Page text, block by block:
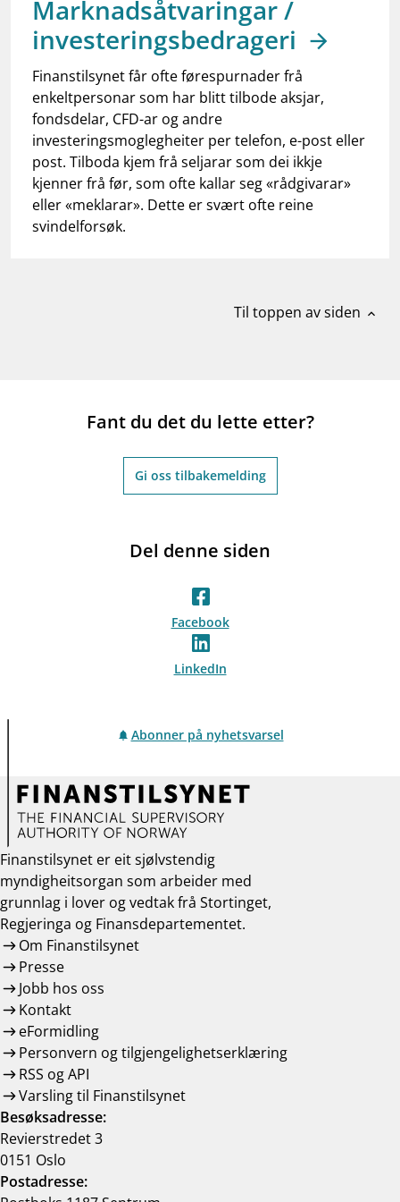
work_outlineJobb hos oss
dashboard Informasjon for investorer
notifications_noneAbonner på nyhetsvarsel
Marknadsåtvaringar /
investeringsbedrageri
Finanstilsynet får ofte førespurnader frå
enkeltpersonar som har blitt tilbode aksjar,
fondsdelar, CFD-ar og andre
investeringsmoglegheiter per telefon, e-post eller
post. Tilboda kjem frå seljarar som dei ikkje
kjenner frå før, som ofte kallar seg «rådgivarar»
eller «meklarar». Dette er svært ofte reine
svindelforsøk.
Til toppen av siden expand_less
Fant du det du lette etter?
Gi oss tilbakemelding
Del denne siden
Facebook
LinkedIn
Abonner på nyhetsvarsel
Finanstilsynet er eit sjølvstendig
myndigheitsorgan som arbeider med
grunnlag i lover og vedtak frå Stortinget,
Regjeringa og Finansdepartementet.
Om Finanstilsynet
Presse
Jobb hos oss
Kontakt
eFormidling
Personvern og tilgjengelighetserklæring
RSS og API
Varsling til Finanstilsynet
Besøksadresse:
Revierstredet 3
0151 Oslo
Postadresse: